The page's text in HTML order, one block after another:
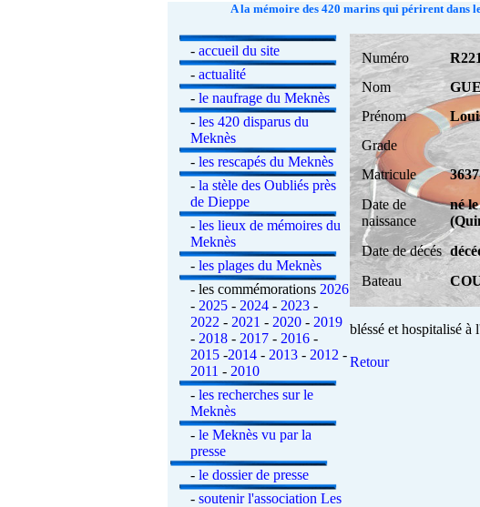
A la mémoire des 420 marins qui périrent dans
- accueil du site
- actualité
- le naufrage du Meknès
- les 420 disparus du
Meknès
- les rescapés du Meknès
- la stèle des Oubliés près
de Dieppe
- les lieux de mémoires du
Meknès
- les plages du Meknès
- les commémorations 2026
- 2025- 2024- 2023-
2022 - 2021 - 2020- 2019
- 2018- 2017- 2016-
2015-2014- 2013- 2012 -
2011 - 2010
- les recherches sur le
Meknès
- le Meknès vu par la
presse
- le dossier de presse
- soutenir l'association Les
Numéro
R221
Nom
Prénom
Grade
Matricule
Date de
naissance
né
Date de décés
Bateau
bléssé et hospitalisé
Retour